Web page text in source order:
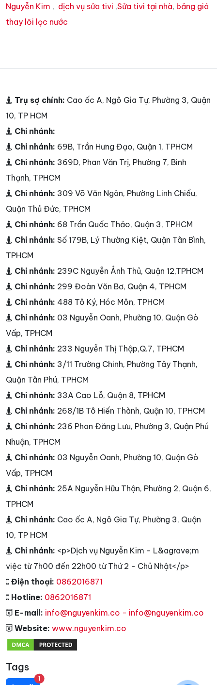
Nguyễn Kim , dịch vụ sửa tivi ,Sửa tivi tại nhà, bảng giá
thay lõi lọc nước
Trụ sợ chính: Cao ốc A, Ngô Gia Tự, Phường 3, Quận
10, TP HCM
Chi nhánh:
Chi nhánh: 69B, Trần Hưng Đạo, Quận 1, TPHCM
Chi nhánh: 369D, Phan Văn Trị, Phường 7, Bình
Thạnh, TPHCM
Chi nhánh: 309 Võ Văn Ngân, Phường Linh Chiểu,
Quận Thủ Đức, TPHCM
Chi nhánh: 68 Trần Quốc Thảo, Quận 3, TPHCM
Chi nhánh: Số 179B, Lý Thường Kiệt, Quận Tân Bình,
TPHCM
Chi nhánh: 239C Nguyễn Ảnh Thủ, Quận 12,TPHCM
Chi nhánh: 299 Đoàn Văn Bơ, Quận 4, TPHCM
Chi nhánh: 488 Tô Ký, Hóc Môn, TPHCM
Chi nhánh: 03 Nguyễn Oanh, Phường 10, Quận Gò
Vấp, TPHCM
Chi nhánh: 233 Nguyễn Thị Thập,Q.7, TPHCM
Chi nhánh: 3/11 Trường Chinh, Phường Tây Thạnh,
Quận Tân Phú, TPHCM
Chi nhánh: 33A Cao Lỗ, Quận 8, TPHCM
Chi nhánh: 268/1B Tô Hiến Thành, Quận 10, TPHCM
Chi nhánh: 236 Phan Đăng Lưu, Phường 3, Quận Phú
Nhuận, TPHCM
Chi nhánh: 03 Nguyễn Oanh, Phường 10, Quận Gò
Vấp, TPHCM
Chi nhánh: 25A Nguyễn Hữu Thận, Phường 2, Quận 6,
TPHCM
Chi nhánh: Cao ốc A, Ngô Gia Tự, Phường 3, Quận
10, TP HCM
Chi nhánh: <p>Dịch vụ Nguyễn Kim - L&agrave;m
việc từ 7h00 đến 22h00 từ Thứ 2 - Chủ Nhật</p>
Điện thoại: 0862016871
Hotline: 0862016871
E-mail: info@nguyenkim.co - info@nguyenkim.co
Website: www.nguyenkim.co
Tags
1unread messages